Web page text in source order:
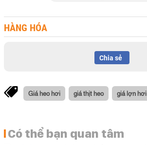
HÀNG HÓA
Chia sẻ
Giá heo hơi giá thịt heo giá lợn hơi
Có thể bạn quan tâm